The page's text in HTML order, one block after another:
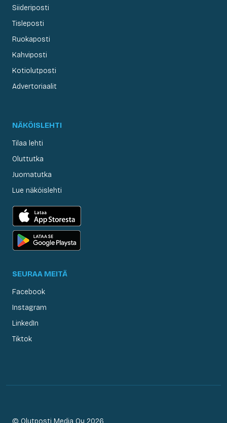
Siideriposti
Tisleposti
Ruokaposti
Kahviposti
Kotiolutposti
Advertoriaalit
NÄKÖISLEHTI
Tilaa lehti
Oluttutka
Juomatutka
Lue näköislehti
SEURAA MEITÄ
Facebook
Instagram
LinkedIn
Tiktok